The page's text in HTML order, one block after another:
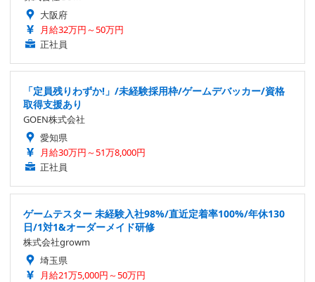
大阪府
月給32万円～50万円
正社員
「定員残りわずか!」/未経験採用枠/ゲームデバッカー/資格
取得支援あり
GOEN株式会社
愛知県
月給30万円～51万8,000円
正社員
ゲームテスター 未経験入社98%/直近定着率100%/年休130
日/1対1&オーダーメイド研修
株式会社growm
埼玉県
月給21万5,000円～50万円